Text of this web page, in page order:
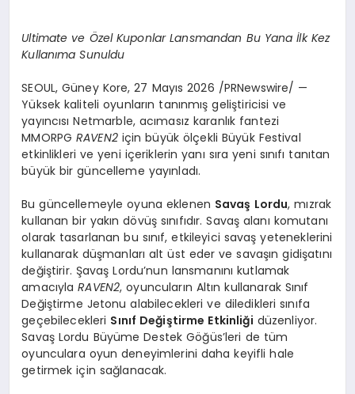
Ultimate ve Özel Kuponlar Lansmandan Bu Yana İlk Kez
Kullanıma Sunuldu
SEOUL, Güney Kore, 27 Mayıs 2026 /PRNewswire/ —
Yüksek kaliteli oyunların tanınmış geliştiricisi ve
yayıncısı Netmarble, acımasız karanlık fantezi
MMORPGRAVEN2için büyük ölçekli Büyük Festival
etkinlikleri ve yeni içeriklerin yanı sıra yeni sınıfı tanıtan
büyük bir güncelleme yayınladı.
Bu güncellemeyle oyuna eklenen Savaş Lordu, mızrak
kullanan bir yakın dövüş sınıfıdır. Savaş alanı komutanı
olarak tasarlanan bu sınıf, etkileyici savaş yeteneklerini
kullanarak düşmanları alt üst eder ve savaşın gidişatını
değiştirir. Şavaş Lordu’nun lansmanını kutlamak
amacıylaRAVEN2, oyuncuların Altın kullanarak Sınıf
Değiştirme Jetonu alabilecekleri ve diledikleri sınıfa
geçebilecekleri Sınıf Değiştirme Etkinliği düzenliyor.
Savaş Lordu Büyüme Destek Göğüs’leri de tüm
oyunculara oyun deneyimlerini daha keyifli hale
getirmek için sağlanacak.